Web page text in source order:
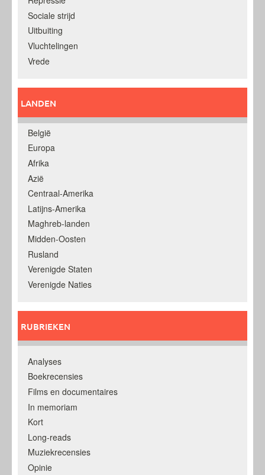
Sociale strijd
Uitbuiting
Vluchtelingen
Vrede
LANDEN
België
Europa
Afrika
Azië
Centraal-Amerika
Latijns-Amerika
Maghreb-landen
Midden-Oosten
Rusland
Verenigde Staten
Verenigde Naties
RUBRIEKEN
Analyses
Boekrecensies
Films en documentaires
In memoriam
Kort
Long-reads
Muziekrecensies
Opinie